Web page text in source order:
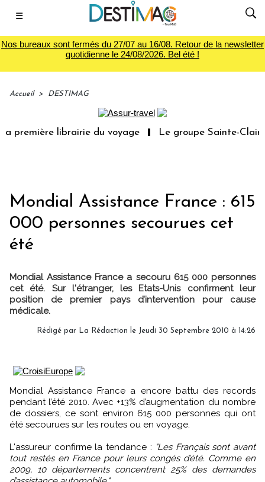
☰
Nos bureaux sont fermés du 27/07 au 16/08. Retour de la newsletter
quotidienne le 24/08/2026. Bel été !
Accueil > DESTIMAG
première librairie du voyage Le groupe Sainte-Claire
Mondial Assistance France : 615
000 personnes secourues cet
été
Mondial Assistance France a secouru 615 000 personnes
cet été. Sur l'étranger, les Etats-Unis confirment leur
position de premier pays d’intervention pour cause
médicale.
Rédigé par La Rédaction le Jeudi 30 Septembre 2010 à 14:26
Mondial Assistance France a encore battu des records
pendant l’été 2010. Avec +13% d’augmentation du nombre
de dossiers, ce sont environ 615 000 personnes qui ont
été secourues sur les routes ou en voyage.
L'assureur confirme la tendance : "Les Français sont avant
tout restés en France pour leurs congés d’été. Comme en
2009, 10 départements concentrent 25% des demandes